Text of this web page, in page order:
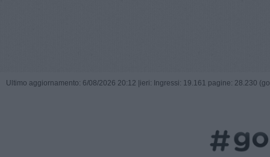
Ultimo aggiornamento: 6/08/2026 20:12 | ieri: Ingressi: 19.161 pagine: 28.230